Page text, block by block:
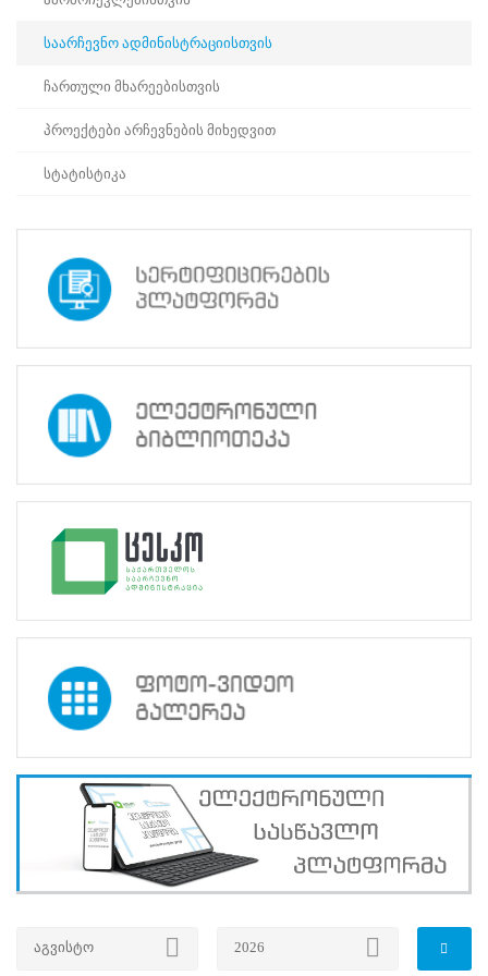
საქართველოში
სამუშაო
გამართა
„სიძულვილის
ბრძოლა
ღონისძიება
მისასალმებელი
სიტყვით
საქართველოს
საარჩევნო
კომისიის
თავმჯდომარემ
საქართველოში
არჩევნების
სამოქალაქო
საზოგადოების
განყოფილების
წარმომადგენელმა
ლუაზომ.
ცესკოს,
სწავლების
წარმომადგენლები,
საარჩევნო ადმინისტრაციისთვის
ჩართული მხარეებისთვის
პროექტები არჩევნების მიხედვით
სტატისტიკა
აგვისტო 2026